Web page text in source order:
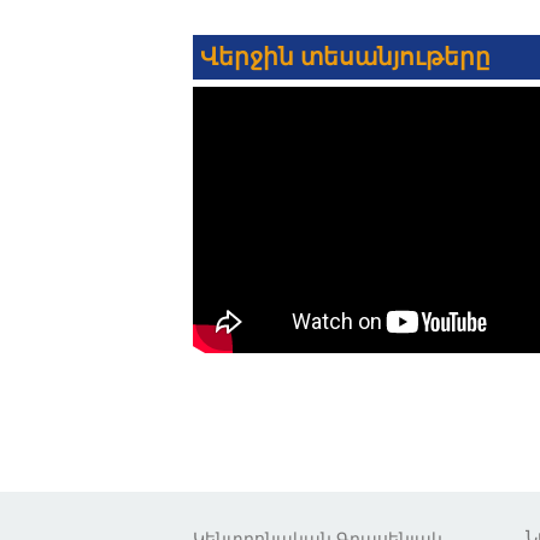
Վերջին տեսանյութերը